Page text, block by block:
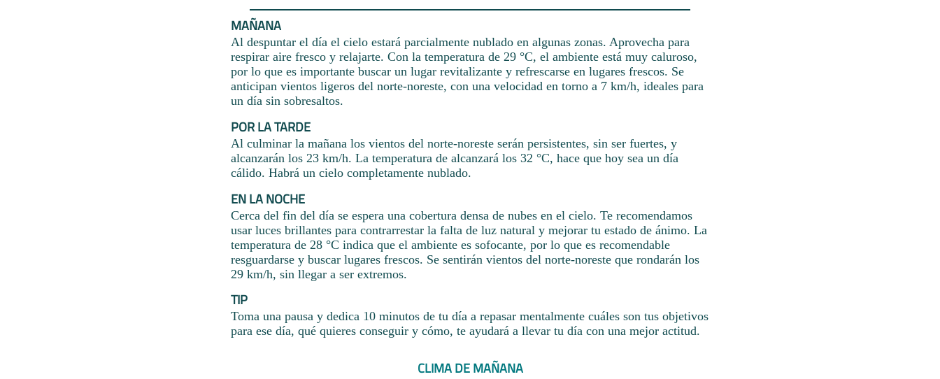
MAÑANA
Al despuntar el día el cielo estará parcialmente nublado en algunas zonas. Aprovecha para
respirar aire fresco y relajarte. Con la temperatura de 29 °C, el ambiente está muy caluroso,
por lo que es importante buscar un lugar revitalizante y refrescarse en lugares frescos. Se
anticipan vientos ligeros del norte-noreste, con una velocidad en torno a 7 km/h, ideales para
un día sin sobresaltos.
POR LA TARDE
Al culminar la mañana los vientos del norte-noreste serán persistentes, sin ser fuertes, y
alcanzarán los 23 km/h. La temperatura de alcanzará los 32 °C, hace que hoy sea un día
cálido. Habrá un cielo completamente nublado.
EN LA NOCHE
Cerca del fin del día se espera una cobertura densa de nubes en el cielo. Te recomendamos
usar luces brillantes para contrarrestar la falta de luz natural y mejorar tu estado de ánimo. La
temperatura de 28 °C indica que el ambiente es sofocante, por lo que es recomendable
resguardarse y buscar lugares frescos. Se sentirán vientos del norte-noreste que rondarán los
29 km/h, sin llegar a ser extremos.
TIP
Toma una pausa y dedica 10 minutos de tu día a repasar mentalmente cuáles son tus objetivos
para ese día, qué quieres conseguir y cómo, te ayudará a llevar tu día con una mejor actitud.
CLIMA DE MAÑANA